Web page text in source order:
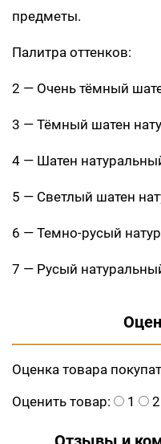
предметы.
Палитра оттенков:
2 — Очень тёмный
3 — Тёмный шатен
4 — Шатен
5 — Светлый шатен
6 — Темно-русый
7 — Русый
Оценка товара
Оценить товар:
1 2